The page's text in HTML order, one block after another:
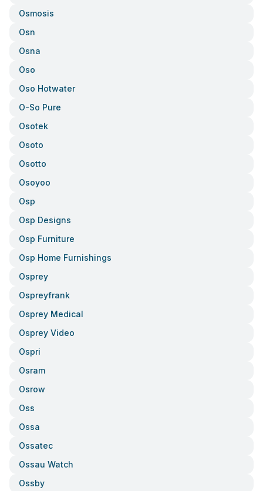
Osmosis
Osn
Osna
Oso
Oso Hotwater
O-So Pure
Osotek
Osoto
Osotto
Osoyoo
Osp
Osp Designs
Osp Furniture
Osp Home Furnishings
Osprey
Ospreyfrank
Osprey Medical
Osprey Video
Ospri
Osram
Osrow
Oss
Ossa
Ossatec
Ossau Watch
Ossby